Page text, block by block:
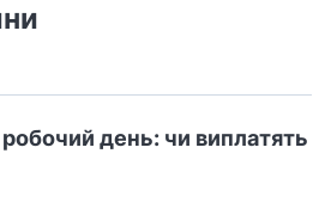
день: чи виплатять